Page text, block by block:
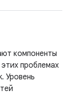
компоненты
проблемах
Уровень